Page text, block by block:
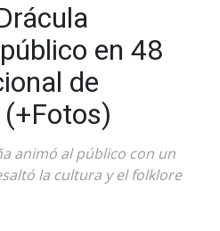
en 48
de
animó al público con un
la cultura y el folklore